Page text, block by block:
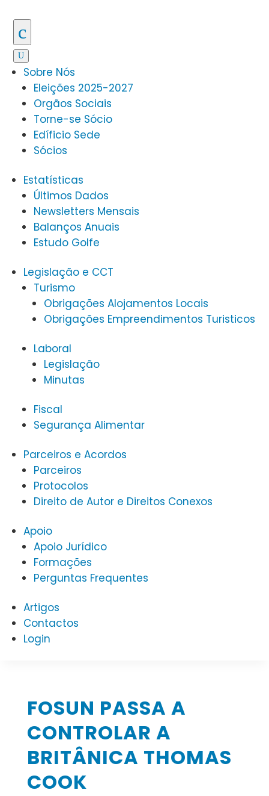
c
U
Sobre Nós
Eleições 2025-2027
Orgãos Sociais
Torne-se Sócio
Edíficio Sede
Sócios
Estatísticas
Últimos Dados
Newsletters Mensais
Balanços Anuais
Estudo Golfe
Legislação e CCT
Turismo
Obrigações Alojamentos Locais
Obrigações Empreendimentos Turisticos
Laboral
Legislação
Minutas
Fiscal
Segurança Alimentar
Parceiros e Acordos
Parceiros
Protocolos
Direito de Autor e Direitos Conexos
Apoio
Apoio Jurídico
Formações
Perguntas Frequentes
Artigos
Contactos
Login
FOSUN PASSA A
CONTROLAR A
BRITÂNICA THOMAS
COOK